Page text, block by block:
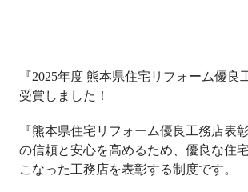
『2025年度 熊本県住宅リフォーム優良
受賞しました！
『熊本県住宅リフォーム優良工務店表
の信頼と安心を高めるため、優良な住
こなった工務店を表彰する制度です。